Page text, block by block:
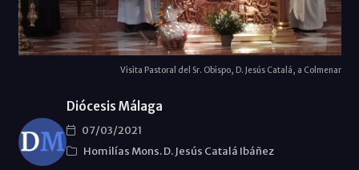
Visita Pastoral del Sr. Obispo, D. Jesús Catalá, a Colmenar
Diócesis Málaga
07/03/2021
Homilías Mons. D. Jesús Catalá Ibáñez